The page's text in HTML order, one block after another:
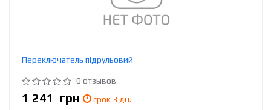
Переключатель підрульовий
0 отзывов
1 241 грн
срок 3 дн.